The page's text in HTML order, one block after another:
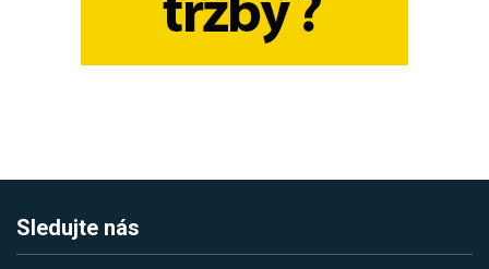
Sledujte nás